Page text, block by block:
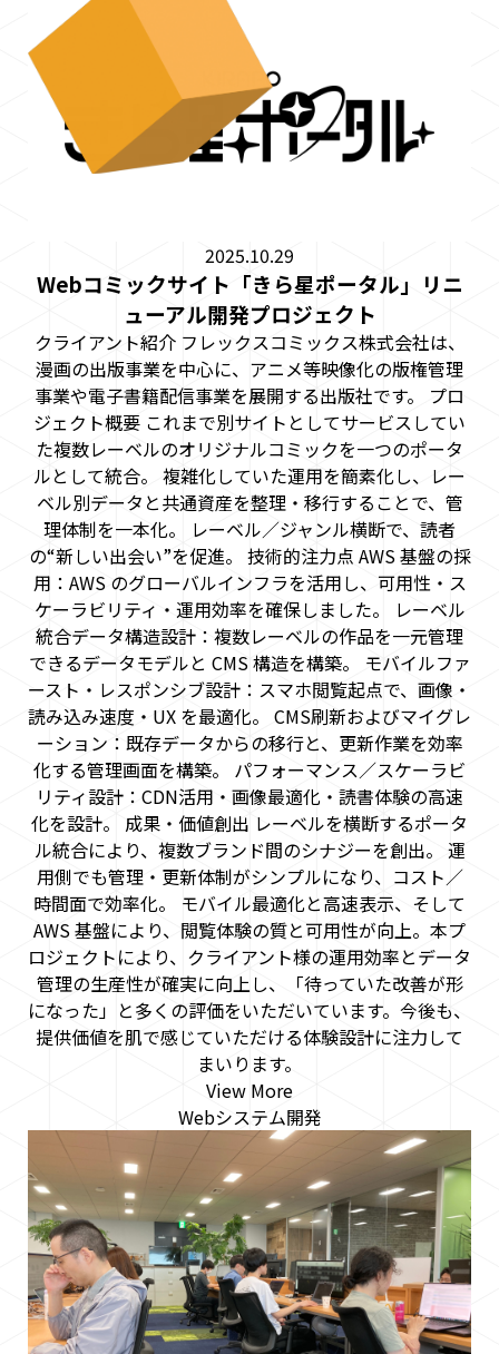
2025.10.29
Webコミックサイト「きら星ポータル」リニ
ューアル開発プロジェクト
クライアント紹介 フレックスコミックス株式会社は、
漫画の出版事業を中心に、アニメ等映像化の版権管理
事業や電子書籍配信事業を展開する出版社です。 プロ
ジェクト概要 これまで別サイトとしてサービスしてい
た複数レーベルのオリジナルコミックを一つのポータ
ルとして統合。 複雑化していた運用を簡素化し、レー
ベル別データと共通資産を整理・移行することで、管
理体制を一本化。 レーベル／ジャンル横断で、読者
の“新しい出会い”を促進。 技術的注力点 AWS 基盤の採
用：AWS のグローバルインフラを活用し、可用性・ス
ケーラビリティ・運用効率を確保しました。 レーベル
統合データ構造設計：複数レーベルの作品を一元管理
できるデータモデルと CMS 構造を構築。 モバイルファ
ースト・レスポンシブ設計：スマホ閲覧起点で、画像・
読み込み速度・UX を最適化。 CMS刷新およびマイグレ
ーション：既存データからの移行と、更新作業を効率
化する管理画面を構築。 パフォーマンス／スケーラビ
リティ設計：CDN活用・画像最適化・読書体験の高速
化を設計。 成果・価値創出 レーベルを横断するポータ
ル統合により、複数ブランド間のシナジーを創出。 運
用側でも管理・更新体制がシンプルになり、コスト／
時間面で効率化。 モバイル最適化と高速表示、そして
AWS 基盤により、閲覧体験の質と可用性が向上。本プ
ロジェクトにより、クライアント様の運用効率とデータ
管理の生産性が確実に向上し、「待っていた改善が形
になった」と多くの評価をいただいています。今後も、
提供価値を肌で感じていただける体験設計に注力して
まいります。
View More
Webシステム開発